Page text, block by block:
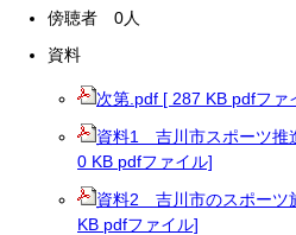
傍聴者 0人
資料
次第.pdf [ 287 KB pdfファ
資料1 吉川市スポーツ推
0 KB pdfファイル]
資料2 吉川市のスポーツ
KB pdfファイル]